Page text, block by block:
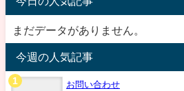
まだデータがありません。
今週の人気記事
お問い合わせ